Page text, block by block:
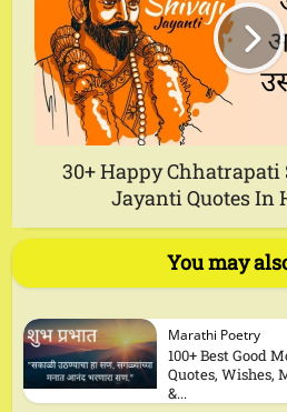
30+ Happy
Jayanti Quotes In
You may
Marathi Poetry
100+ Best Good
Quotes, Wishes,
&...